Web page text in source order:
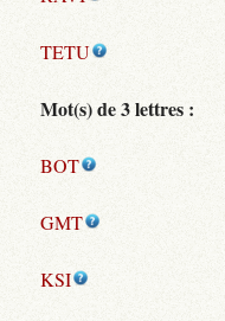
TETU
Mot(s) de 3 lettres :
BOT
GMT
KSI